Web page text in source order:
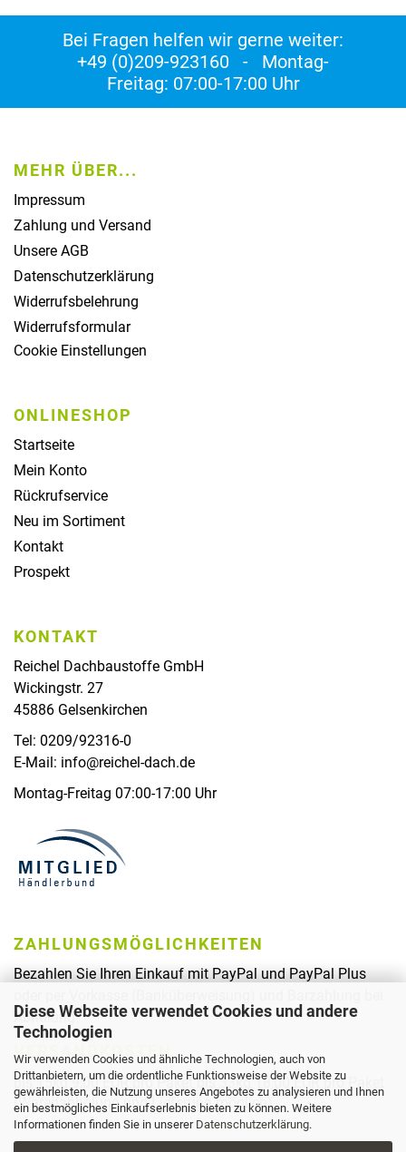
Diese Webseite verwendet Cookies und andere
Technologien
Wir verwenden Cookies und ähnliche Technologien, auch von
Drittanbietern, um die ordentliche Funktionsweise der Website zu
gewährleisten, die Nutzung unseres Angebotes zu analysieren und Ihnen
ein bestmögliches Einkaufserlebnis bieten zu können. Weitere
Informationen finden Sie in unserer Datenschutzerklärung.
Bei Fragen helfen wir gerne weiter:
+49 (0)209-923160 - Montag-
Freitag: 07:00-17:00 Uhr
MEHR ÜBER...
Impressum
Zahlung und Versand
Unsere AGB
Datenschutzerklärung
Widerrufsbelehrung
Widerrufsformular
Cookie Einstellungen
ONLINESHOP
Startseite
Mein Konto
Rückrufservice
Neu im Sortiment
Kontakt
Prospekt
KONTAKT
Reichel Dachbaustoffe GmbH
Wickingstr. 27
45886 Gelsenkirchen
Tel: 0209/92316-0
E-Mail: info@reichel-dach.de
Montag-Freitag 07:00-17:00 Uhr
ZAHLUNGSMÖGLICHKEITEN
Bezahlen Sie Ihren Einkauf mit PayPal und PayPal Plus
Abholung.
VERSANDKOSTEN
bis 15kg 9,00 EUR pro Paket bis 33kg 18,00 EUR pro Paket
(Warenabholung und Lieferung möglich)